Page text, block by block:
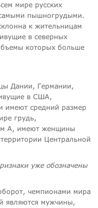
мире русских
пышногрудыми.
к жительницам
в северных
которых больше
Дании, Германии,
в США,
имеют средний размер
грудь,
А, имеют женщины
Центральной
уже обозначены
чемпионами мира
являются мужчины,